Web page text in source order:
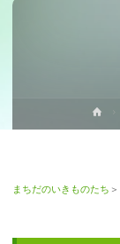
ー
まちだのいきものたち ＞